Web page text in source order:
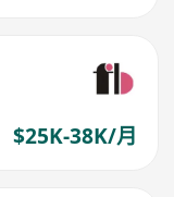
$25K-38K/月